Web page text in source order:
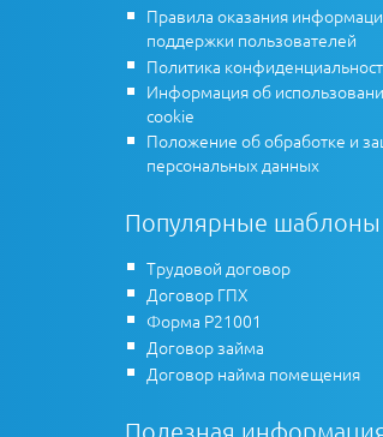
Правила оказания
поддержки пользователей
Политика
Информация об
cookie
Положение об обработке и
персональных данных
Популярные шаблоны
Трудовой договор
Договор ГПХ
Форма Р21001
Договор займа
Договор найма помещения
Полезная